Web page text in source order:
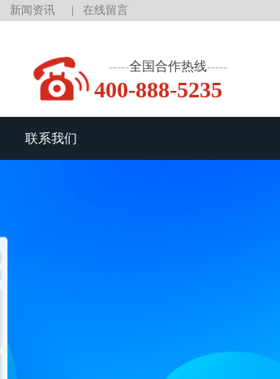
新闻资讯 在线留言
全国合作热线
400-888-5235
联系我们